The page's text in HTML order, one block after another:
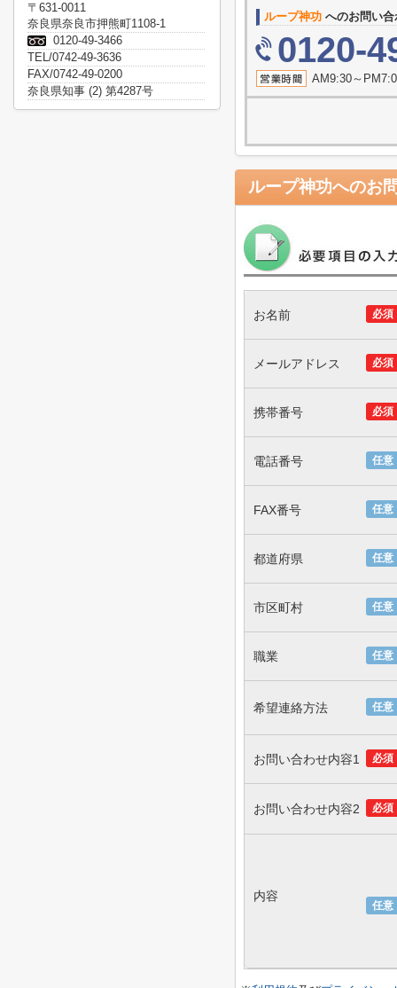
ループ神功 へのお問い
0120-
AM9:30～
ループ神功へのお
必須
お名前
必須
メールアドレス
必須
携帯番号
任意
電話番号
任意
FAX番号
任意
都道府県
任意
市区町村
任意
職業
任意
希望連絡方法
必須
お問い合わせ内容1
必須
お問い合わせ内容2
任意
内容
〒631-0011
奈良県奈良市押熊町1108-1
0120-49-3466
TEL/0742-49-3636
FAX/0742-49-0200
奈良県知事 (2) 第4287号